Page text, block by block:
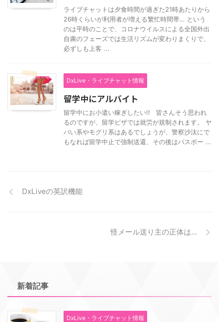
ライブチャットは夕食時間が過ぎた21時あたりから
26時くらいが利用者が増える繁忙時間帯… という
のは平時のことで、コロナウイルスによる全国外出
自粛のフェーズでは生活リズムが変わりまくりで、
必ずしも上客 ...
DxLive・ライブチャット情報
留学中にアルバイト
留学中にお小遣い稼ぎしたい!! 皆さんそう思われ
るのですが、留学ビザでは就労が規制されます。 ヤ
バい系やモグリ系はあるでしょうが、警察沙汰にで
もなれば留学中止で強制送還、その後はパスポー ...
DxLiveの英訳機能
怪メール送り主の正体は…
新着記事
DxLive・ライブチャット情報